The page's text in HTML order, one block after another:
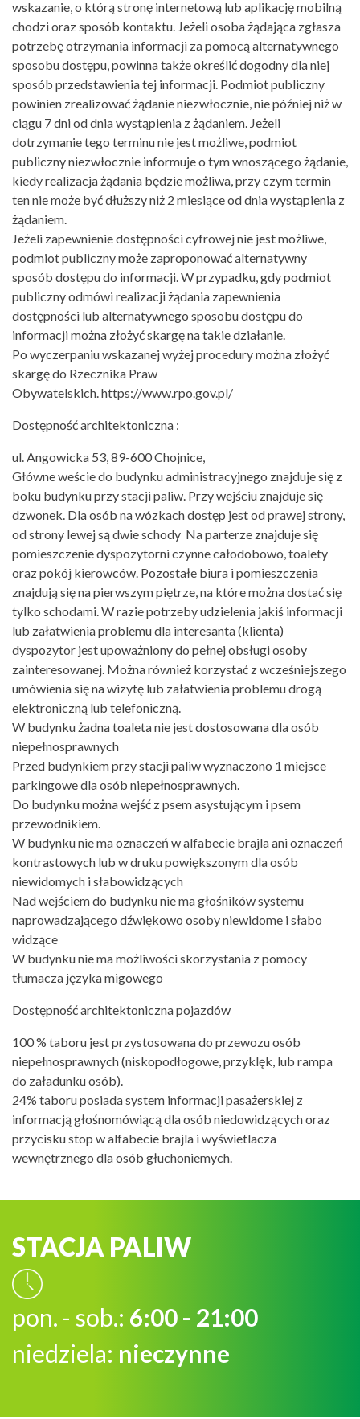
wskazanie, o którą stronę internetową lub aplikację mobilną
chodzi oraz sposób kontaktu. Jeżeli osoba żądająca zgłasza
potrzebę otrzymania informacji za pomocą alternatywnego
sposobu dostępu, powinna także określić dogodny dla niej
sposób przedstawienia tej informacji. Podmiot publiczny
powinien zrealizować żądanie niezwłocznie, nie później niż w
ciągu 7 dni od dnia wystąpienia z żądaniem. Jeżeli
dotrzymanie tego terminu nie jest możliwe, podmiot
publiczny niezwłocznie informuje o tym wnoszącego żądanie,
kiedy realizacja żądania będzie możliwa, przy czym termin
ten nie może być dłuższy niż 2 miesiące od dnia wystąpienia z
żądaniem.
Jeżeli zapewnienie dostępności cyfrowej nie jest możliwe,
podmiot publiczny może zaproponować alternatywny
sposób dostępu do informacji. W przypadku, gdy podmiot
publiczny odmówi realizacji żądania zapewnienia
dostępności lub alternatywnego sposobu dostępu do
informacji można złożyć skargę na takie działanie.
Po wyczerpaniu wskazanej wyżej procedury można złożyć
skargę do Rzecznika Praw
Obywatelskich.https://www.rpo.gov.pl/
Dostępność architektoniczna :
ul. Angowicka 53, 89-600 Chojnice,
Główne weście do budynku administracyjnego znajduje się z
boku budynku przy stacji paliw. Przy wejściu znajduje się
dzwonek. Dla osób na wózkach dostęp jest od prawej strony,
od strony lewej są dwie schody Na parterze znajduje się
pomieszczenie dyspozytorni czynne całodobowo, toalety
oraz pokój kierowców. Pozostałe biura i pomieszczenia
znajdują się na pierwszym piętrze, na które można dostać się
tylko schodami. W razie potrzeby udzielenia jakiś informacji
lub załatwienia problemu dla interesanta (klienta)
dyspozytor jest upoważniony do pełnej obsługi osoby
zainteresowanej. Można również korzystać z wcześniejszego
umówienia się na wizytę lub załatwienia problemu drogą
elektroniczną lub telefoniczną.
W budynku żadna toaleta nie jest dostosowana dla osób
niepełnosprawnych
Przed budynkiem przy stacji paliw wyznaczono 1 miejsce
parkingowe dla osób niepełnosprawnych.
Do budynku można wejść z psem asystującym i psem
przewodnikiem.
W budynku nie ma oznaczeń w alfabecie brajla ani oznaczeń
kontrastowych lub w druku powiększonym dla osób
niewidomych i słabowidzących
Nad wejściem do budynku nie ma głośników systemu
naprowadzającego dźwiękowo osoby niewidome i słabo
widzące
W budynku nie ma możliwości skorzystania z pomocy
tłumacza języka migowego
Dostępność architektoniczna pojazdów
100 % taboru jest przystosowana do przewozu osób
niepełnosprawnych (niskopodłogowe, przyklęk, lub rampa
do załadunku osób).
24% taboru posiada system informacji pasażerskiej z
informacją głośnomówiącą dla osób niedowidzących oraz
przycisku stop w alfabecie brajla i wyświetlacza
wewnętrznego dla osób głuchoniemych.
STACJA PALIW
pon. - sob.: 6:00 - 21:00
niedziela: nieczynne